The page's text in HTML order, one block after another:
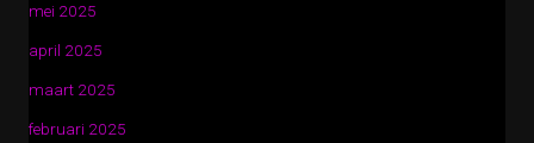
mei 2025
april 2025
maart 2025
februari 2025